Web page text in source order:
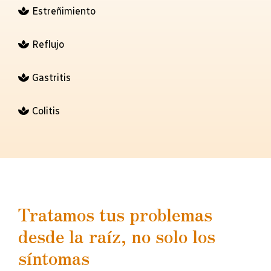
Estreñimiento
Reflujo
Gastritis
Colitis
Tratamos tus problemas
desde la raíz, no solo los
síntomas